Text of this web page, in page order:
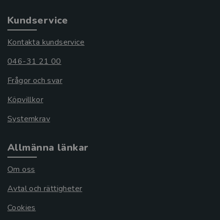
Kundservice
Kontakta kundservice
046-31 21 00
Frågor och svar
Köpvillkor
Systemkrav
Allmänna länkar
Om oss
Avtal och rättigheter
Cookies